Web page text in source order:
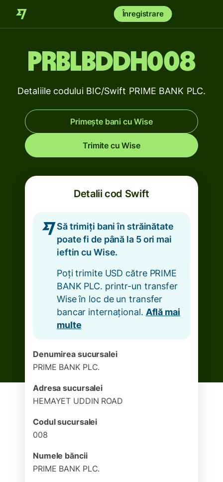
Înregistrare
PRBLBDDH008
Detaliile codului BIC/Swift PRIME BANK PLC.
Primește bani cu Wise
Trimite cu Wise
Detalii cod Swift
Să trimiți bani în străinătate
poate fi de până la 5 ori mai
ieftin cu Wise.
Poți trimite USD către PRIME
BANK PLC. printr-un transfer
Wise în loc de un transfer
bancar internațional. Află mai
multe
Denumirea sucursalei
PRIME BANK PLC.
Adresa sucursalei
HEMAYET UDDIN ROAD
Codul sucursalei
008
Numele băncii
PRIME BANK PLC.